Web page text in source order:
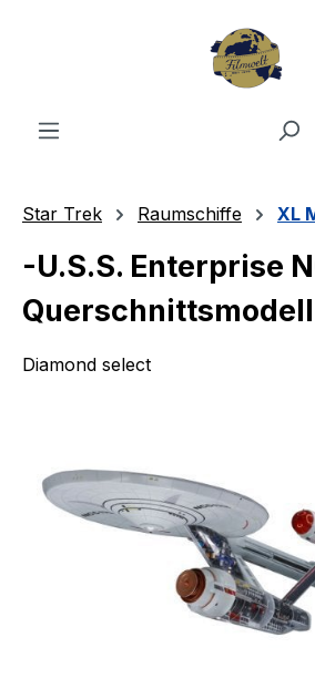
Star Trek Raumschiffe XL
-U.S.S. Enterprise
Diamond select